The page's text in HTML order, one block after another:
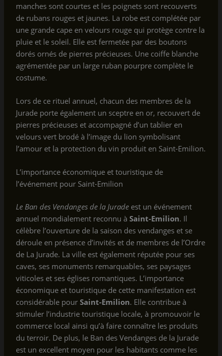
manches sont courtes et les poignets sont recouverts
de rubans rouges et jaunes. La robe est complétée par
une grande cape en velours rouge qui protège contre la
pluie et le soleil. Elle est fermetée par des boutons
dorés ornés de pierres précieuses. Une coiffe blanche
agrémentée par un large ruban pourpre complète le
costume.
Lors de ce rituel annuel, chacun des membres de la
Jurade porte également un sceptre en or, recouvert de
pierres précieuses et accompagné d’un tablier en
velours vert brodé à l’image du lion symbolisant
l’amour et la protection du vin produit en Saint-Emilion.
L’importance économique et touristique de
l’événement pour Saint-Emilion
Le Ban des Vendanges de la Juradeest un événement
annuel mondialement reconnu à Saint-Emilion. Il
célèbre l’ouverture de la saison des vendanges et se
déroule en présence d’invités et de membres de l’Ordre
de La Jurade. La ville est également réputée pour ses
caves, ses monuments remarquables, ses paysages
viticoles et ses églises romantiques. L’importance
économique et touristique de cette manifestation est
considérable pour Saint-Emilion. Elle contribue à
stimuler l’industrie touristique locale, à promouvoir le
commerce local ainsi qu’à faire connaître les produits
du terroir. De plus, le Ban des Vendanges de la Jurade
est un excellent moyen pour les habitants comme les